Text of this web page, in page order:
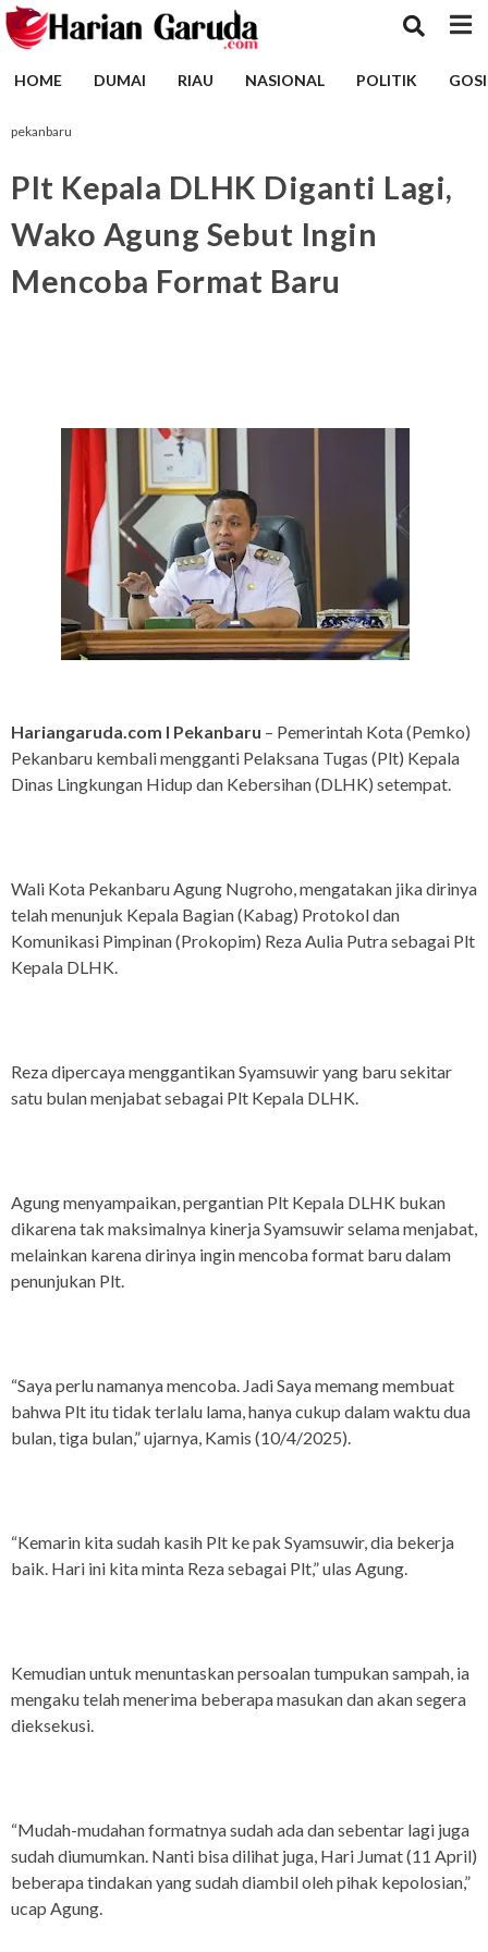
HOME DUMAI RIAU NASIONAL POLITIK
pekanbaru
Plt Kepala DLHK Diganti Lagi,
Wako Agung Sebut Ingin
Mencoba Format Baru
Hariangaruda.com I Pekanbaru – Pemerintah Kota (Pemko)
Pekanbaru kembali mengganti Pelaksana Tugas (Plt) Kepala
Dinas Lingkungan Hidup dan Kebersihan (DLHK) setempat.
Wali Kota Pekanbaru Agung Nugroho, mengatakan jika dirinya
telah menunjuk Kepala Bagian (Kabag) Protokol dan
Komunikasi Pimpinan (Prokopim) Reza Aulia Putra sebagai Plt
Kepala DLHK.
Reza dipercaya menggantikan Syamsuwir yang baru sekitar
satu bulan menjabat sebagai Plt Kepala DLHK.
Agung menyampaikan, pergantian Plt Kepala DLHK bukan
dikarena tak maksimalnya kinerja Syamsuwir selama menjabat,
melainkan karena dirinya ingin mencoba format baru dalam
penunjukan Plt.
“Saya perlu namanya mencoba. Jadi Saya memang membuat
bahwa Plt itu tidak terlalu lama, hanya cukup dalam waktu dua
bulan, tiga bulan,” ujarnya, Kamis (10/4/2025).
“Kemarin kita sudah kasih Plt ke pak Syamsuwir, dia bekerja
baik. Hari ini kita minta Reza sebagai Plt,” ulas Agung.
Kemudian untuk menuntaskan persoalan tumpukan sampah, ia
mengaku telah menerima beberapa masukan dan akan segera
dieksekusi.
“Mudah-mudahan formatnya sudah ada dan sebentar lagi juga
sudah diumumkan. Nanti bisa dilihat juga, Hari Jumat (11 April)
beberapa tindakan yang sudah diambil oleh pihak kepolosian,”
ucap Agung.